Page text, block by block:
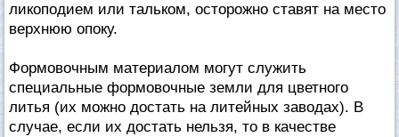
ликоподием или тальком, осторожно ставят на место
верхнюю опоку.
Формовочным материалом могут служить
специальные формовочные земли для цветного
литья (их можно достать на литейных заводах). В
случае, если их достать нельзя, то в качестве